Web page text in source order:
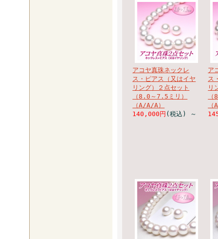
アコヤ真珠ネックレ
ス・ピアス（又はイヤ
リング）２点セット
（8.0～7.5ミリ）
（A/A/A）
140,000円 (税込) ～
ア
ス
リ